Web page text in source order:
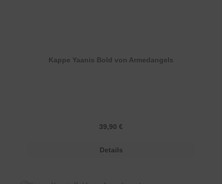
Kappe Yaanis Bold von Armedangels
Regulärer Preis:
39,90 €
Details